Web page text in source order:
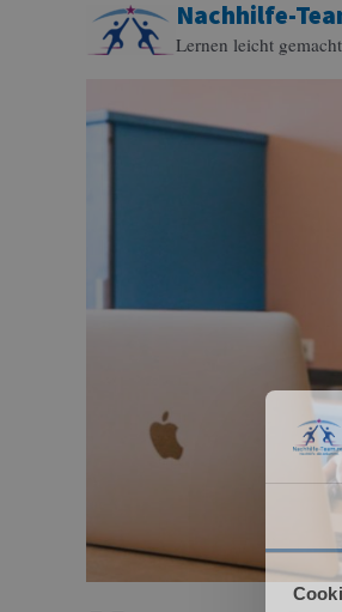
Nachhilfe-
Lernen leicht gemacht